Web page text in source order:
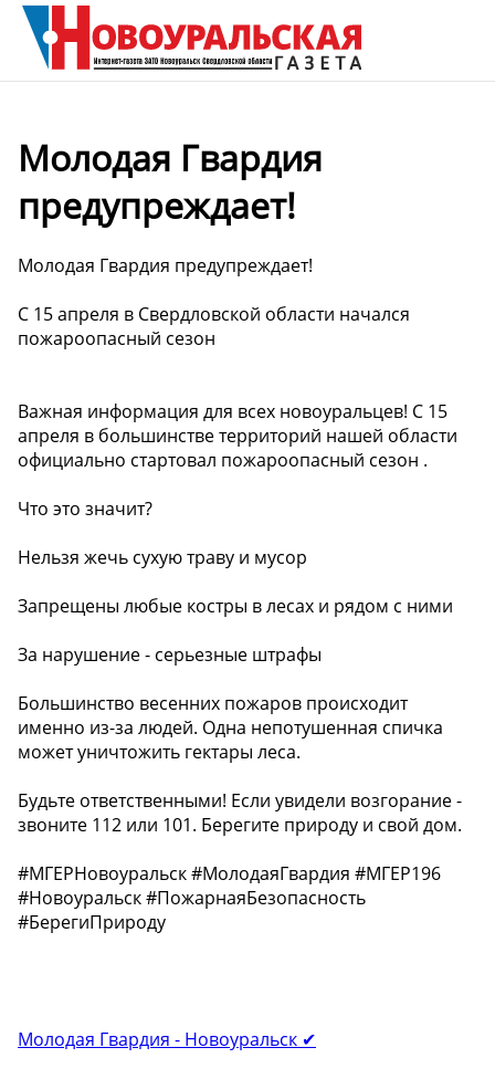
Молодая Гвардия
предупреждает!
Молодая Гвардия предупреждает!
С 15 апреля в Свердловской области начался
пожароопасный сезон
Важная информация для всех новоуральцев! С 15
апреля в большинстве территорий нашей области
официально стартовал пожароопасный сезон .
Что это значит?
Нельзя жечь сухую траву и мусор
Запрещены любые костры в лесах и рядом с ними
За нарушение - серьезные штрафы
Большинство весенних пожаров происходит
именно из-за людей. Одна непотушенная спичка
может уничтожить гектары леса.
Будьте ответственными! Если увидели возгорание -
звоните 112 или 101. Берегите природу и свой дом.
#МГЕРНовоуральск #МолодаяГвардия #МГЕР196
#Новоуральск #ПожарнаяБезопасность
#БерегиПрироду
Молодая Гвардия - Новоуральск ✔